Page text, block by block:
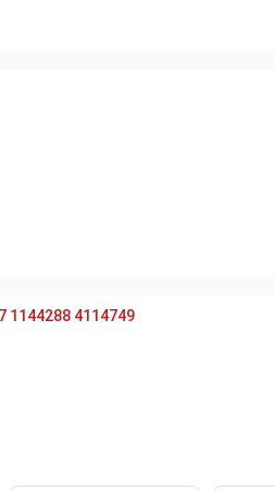
1144288 4114749